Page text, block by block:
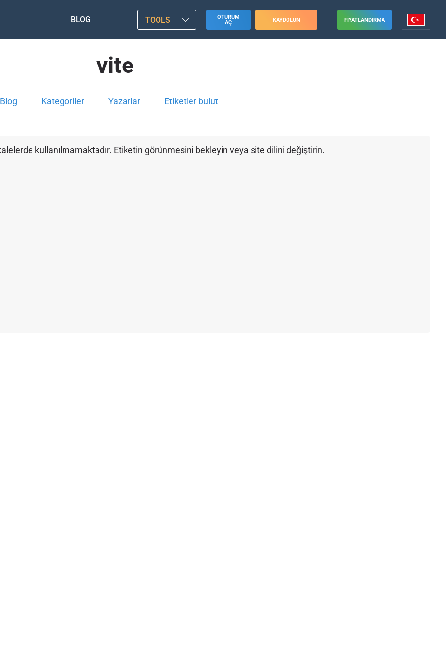
BLOG TOOLS
OTURUM
AÇ
KAYDOLUN FIYATLANDIRMA
vite
Blog Kategoriler Yazarlar Etiketler bulut